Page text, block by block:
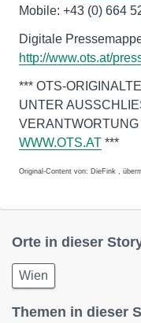
Mobile: +43 (0) 664
Digitale
http://www.ots.at/
*** OTS-
UNTER
WWW.OTS.AT ***
Original-Content von: DieFink ,
Orte in dieser
Wien
Themen in dieser